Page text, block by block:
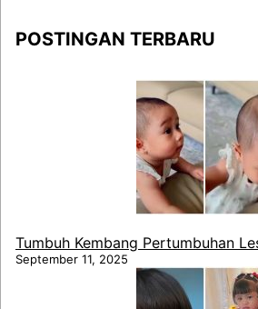
POSTINGAN TERBARU
Tumbuh Kembang Pertumbuhan
September 11, 2025